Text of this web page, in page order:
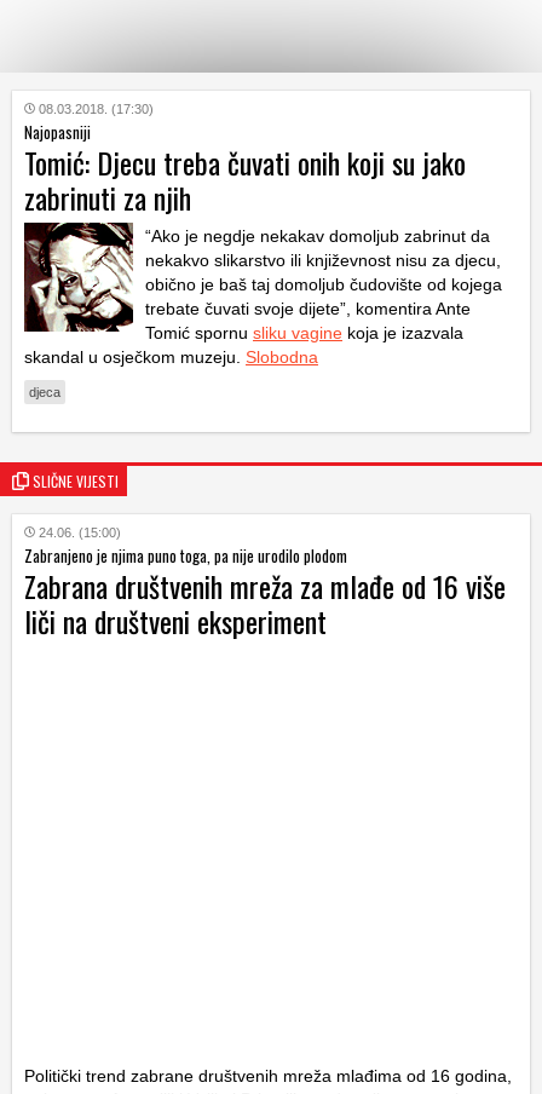
KATEGORIJE
HRVATSKI
WEB
08.03.2018. (17:30)
Najopasniji
Tomić: Djecu treba čuvati onih koji su jako
zabrinuti za njih
“Ako je negdje nekakav domoljub zabrinut da
nekakvo slikarstvo ili književnost nisu za djecu,
obično je baš taj domoljub čudovište od kojega
trebate čuvati svoje dijete”, komentira Ante
Tomić spornu sliku vagine koja je izazvala
skandal u osječkom muzeju. Slobodna
djeca
SLIČNE VIJESTI
24.06. (15:00)
Zabranjeno je njima puno toga, pa nije urodilo plodom
Zabrana društvenih mreža za mlađe od 16 više
liči na društveni eksperiment
Politički trend zabrane društvenih mreža mlađima od 16 godina,